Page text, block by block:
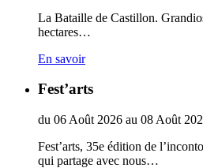
La Bataille de Castillon.
hectares…
En savoir
Fest’arts
du 06 Août 2026 au 08 Août
Fest’arts, 35e édition de
qui partage avec nous…